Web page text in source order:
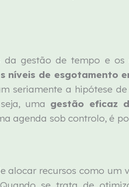
gestão de tempo e os
níveis de esgotamento
seriamente a hipótese
uma gestão eficaz
agenda sob controlo, é
alocar recursos como um